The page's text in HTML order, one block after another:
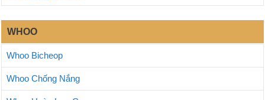
WHOO
Whoo Bicheop
Whoo Chống Nắng